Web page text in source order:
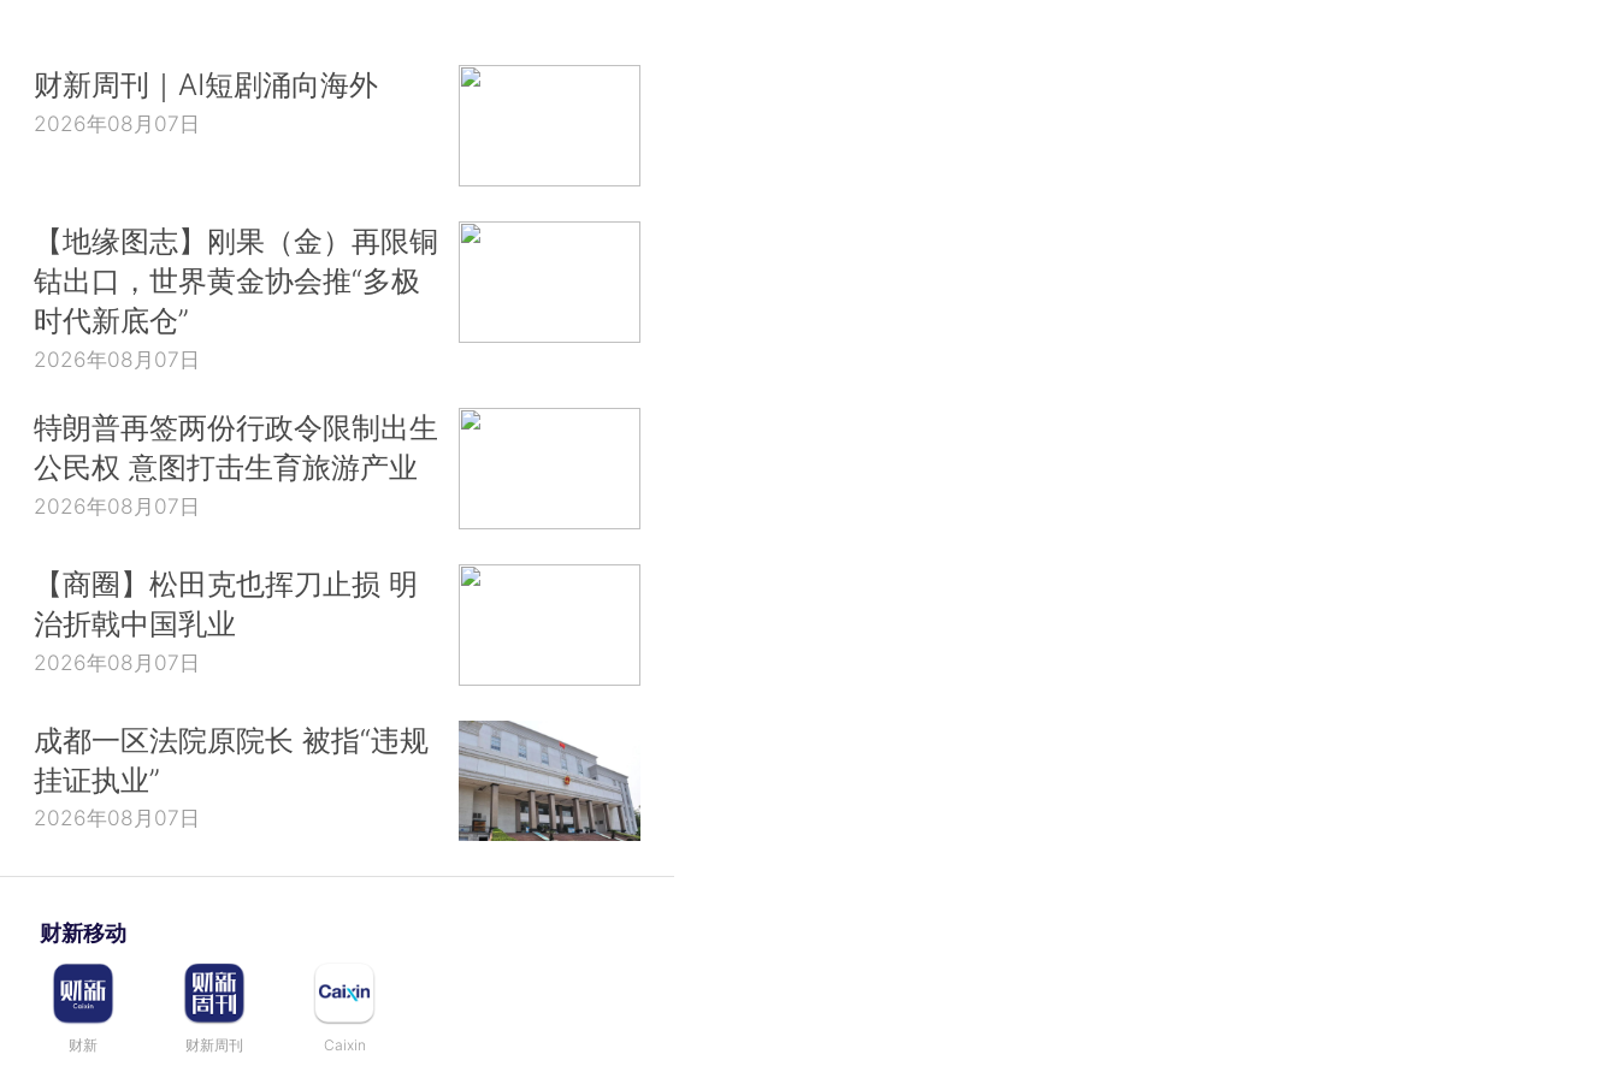
财新周刊｜AI短剧涌向海外
2026年08月07日
【地缘图志】刚果（金）再限铜
钴出口，世界黄金协会推“多极
时代新底仓”
2026年08月07日
特朗普再签两份行政令限制出生
公民权 意图打击生育旅游产业
2026年08月07日
【商圈】松田克也挥刀止损 明
治折戟中国乳业
2026年08月07日
成都一区法院原院长 被指“违规
挂证执业”
2026年08月07日
财新移动
财新 财新周刊 Caixin